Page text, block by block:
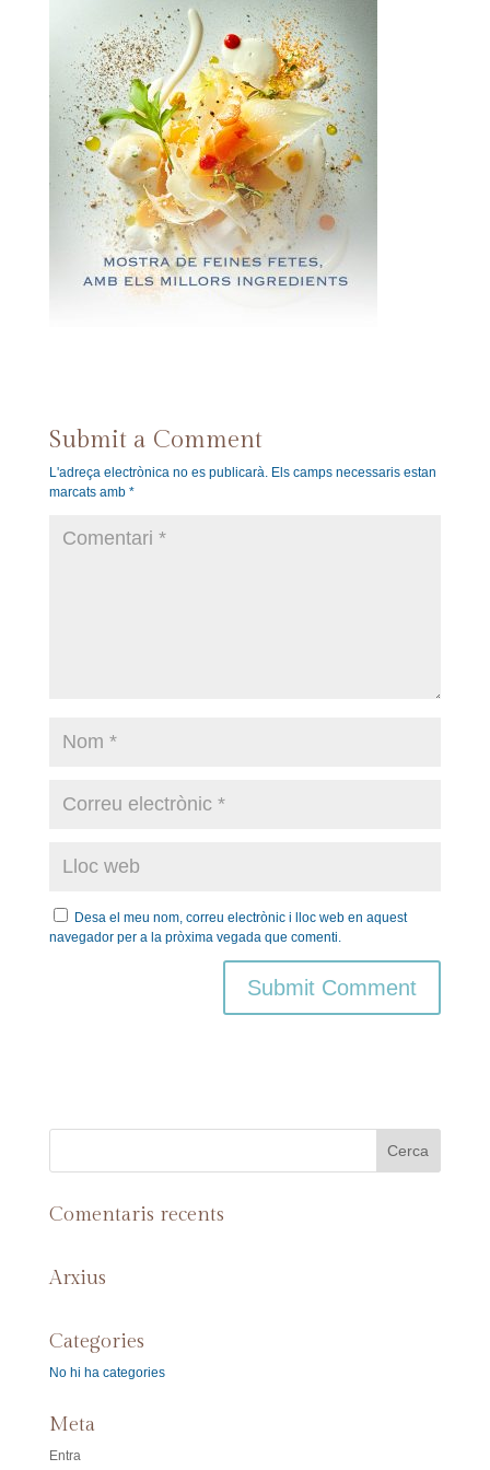
Submit a Comment
L'adreça electrònica no es publicarà. Els camps necessaris estan
marcats amb *
Desa el meu nom, correu electrònic i lloc web en aquest
navegador per a la pròxima vegada que comenti.
Comentaris recents
Arxius
Categories
No hi ha categories
Meta
Entra